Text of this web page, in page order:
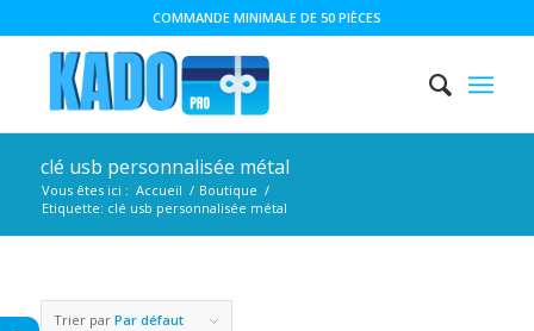
COMMANDE MINIMALE DE 50 PIÈCES
clé usb personnalisée métal
Vous êtes ici : Accueil / Boutique /
Etiquette: clé usb personnalisée métal
Trier par Par défaut